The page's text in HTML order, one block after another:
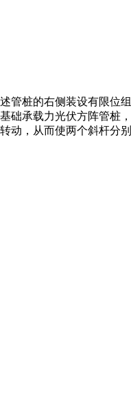
桩的右侧装设有限位
承载力光伏方阵管桩
，从而使两个斜杆分